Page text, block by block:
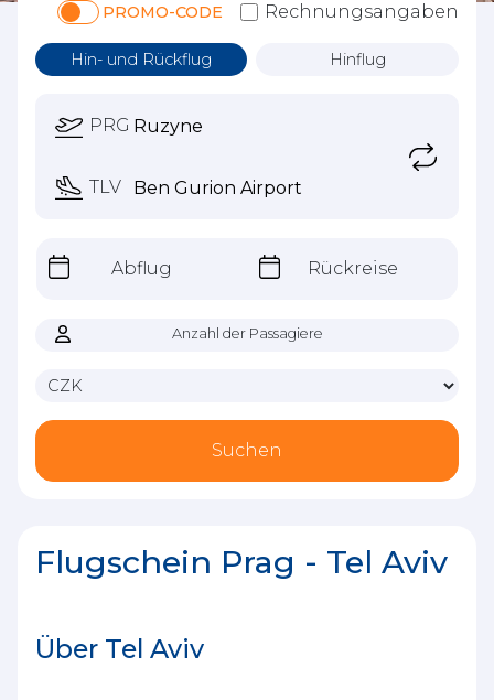
PROMO-CODE Rechnungsangaben
Hin- und Rückflug Hinflug
Anzahl der Passagiere
PRG
TLV
Abflug Rückreise
Suchen
Flugschein Prag - Tel Aviv
Über Tel Aviv